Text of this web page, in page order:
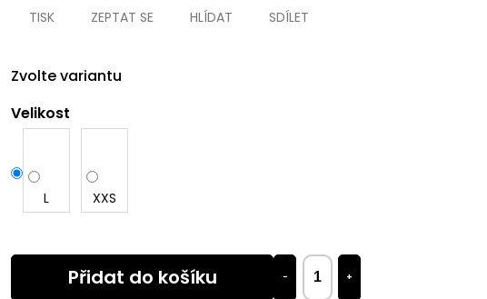
Zvolte variantu
Velikost
L XXS
+
−
Přidat do košíku
TISK ZEPTAT SE HLÍDAT SDÍLET